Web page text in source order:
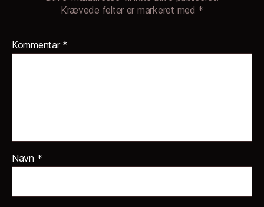
Krævede felter er markeret med *
Kommentar *
Navn *